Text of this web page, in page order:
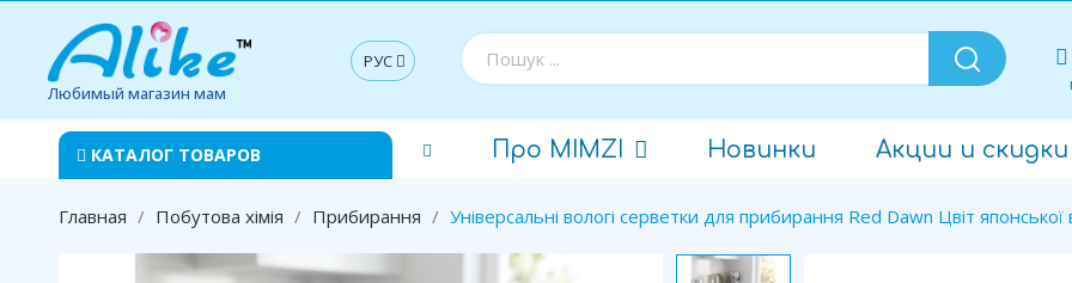
Любимый магазин мам
РУС
КАТАЛОГ ТОВАРОВ Про MIMZI Новинки Акции и скидки
Главная Побутова хімія Прибирання Універсальні вологі серветки для прибирання Red Dawn Цвіт